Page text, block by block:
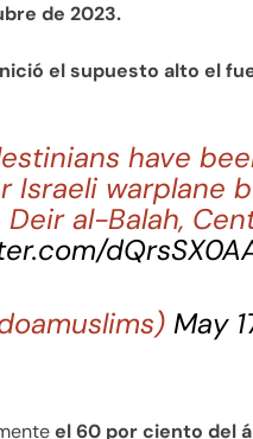
de 2023.
el supuesto alto el
have
Israeli warplane
al-Balah,
May
el 60 por ciento del